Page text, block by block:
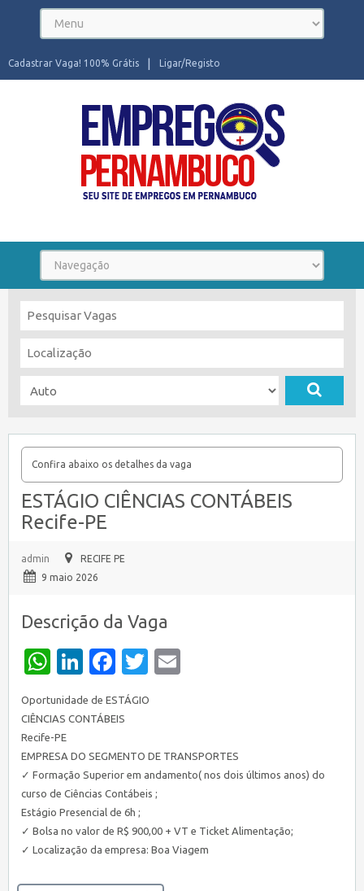
Ligar/Registo
Cadastrar Vaga! 100% Grátis
Confira abaixo os detalhes da vaga
ESTÁGIO CIÊNCIAS CONTÁBEIS
Recife-PE
admin
RECIFE PE
9 maio 2026
Descrição da Vaga
WhatsApp
LinkedIn
Facebook
Twitter
Oportunidade de ESTÁGIO
CIÊNCIAS CONTÁBEIS
Recife-PE
EMPRESA DO SEGMENTO DE TRANSPORTES
✓ Formação Superior em andamento( nos dois últimos anos) do
curso de Ciências Contábeis ;
Estágio Presencial de 6h ;
✓ Bolsa no valor de R$ 900,00 + VT e Ticket Alimentação;
✓ Localização da empresa: Boa Viagem